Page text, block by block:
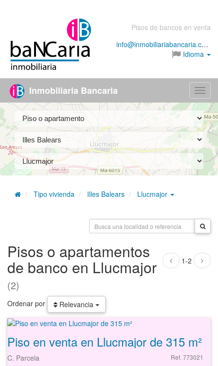
Pisos de bancos en venta
info@inmobiliariabancaria.com
Idioma
Menú
Inmobiliaria Bancaria
Tipo vivienda Illes Balears Llucmajor
1-2
Pisos o apartamentos
de banco en Llucmajor
(2)
Ordenar por Relevancia
Piso en venta en Llucmajor de 315 m²
C. Parcela Ref. 773021